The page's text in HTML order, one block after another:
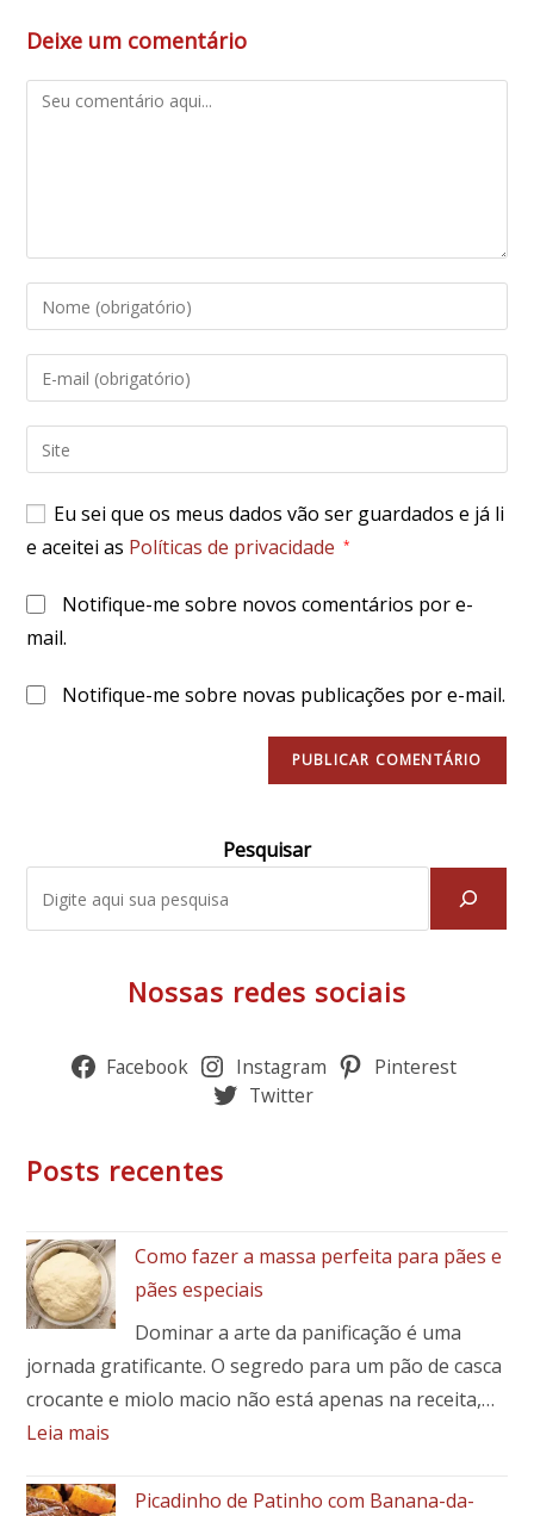
Deixe um comentário
Comentário
Digite
seu
nome
ou
de
usuário
para
comentar
Digite
seu
endereço
de
mail
para
Digite
o
URL
do
seu
(opcional)
Eu sei que os meus dados vão ser guardados e já li
e aceitei as Políticas de privacidade *
Notifique-me sobre novos comentários por e-
mail.
Notifique-me sobre novas publicações por e-mail.
Pesquisar
Nossas redes sociais
Facebook Instagram
Pinterest
Twitter
Posts recentes
Como fazer a massa perfeita para pães e
pães especiais
Dominar a arte da panificação é uma
jornada gratificante. O segredo para um pão de casca
crocante e miolo macio não está apenas na receita,…
Leia mais
fazerPicadinho de Patinho com Banana-da-